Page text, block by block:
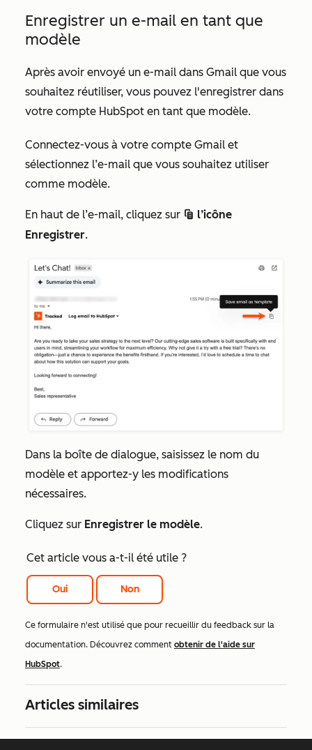
Enregistrer un e-mail en tant que
modèle
Après avoir envoyé un e-mail dans Gmail que vous
souhaitez réutiliser, vous pouvez l'enregistrer dans
votre compte HubSpot en tant que modèle.
Connectez-vous à votre compte Gmail et
sélectionnez l’e-mail que vous souhaitez utiliser
comme modèle.
En haut de l’e-mail, cliquez sur salesTemplates l’icône
Enregistrer.
Dans la boîte de dialogue, saisissez le nom du
modèle et apportez-y les modifications
nécessaires.
Cliquez sur Enregistrer le modèle.
Cet article vous a-t-il été utile ?
Oui Non
Ce formulaire n'est utilisé que pour recueillir du feedback sur la
documentation. Découvrez comment obtenir de l'aide sur
HubSpot.
Articles similaires